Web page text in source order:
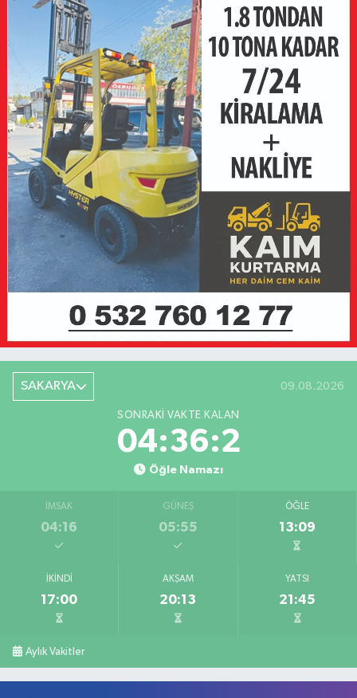
SAKARYA 09.08.2026
SONRAKI VAKTE KALAN
04:36:2
Öğle Namazı
İMSAK
04:16
GÜNEŞ
05:55
ÖĞLE
13:09
İKINDI
17:00
AKŞAM
20:13
YATSI
21:45
Aylık Vakitler